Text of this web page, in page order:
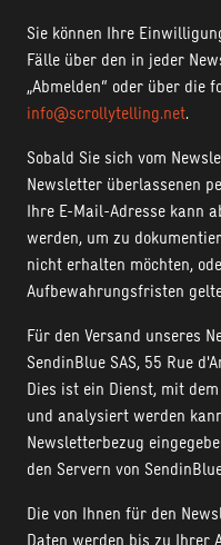
Sie können Ihre
Fälle über den in jeder
„Abmelden“ oder über die
info@scrollytelling.net.
Sobald Sie sich vom
Newsletter überlassenen
Ihre E-Mail-Adresse kann
werden, um zu
nicht erhalten möchten,
Aufbewahrungsfristen
Für den Versand unseres
SendinBlue SAS, 55 Rue
Dies ist ein Dienst, mit
und analysiert werden
Newsletterbezug
den Servern von
Die von Ihnen für den
Daten werden bis zu Ihrer